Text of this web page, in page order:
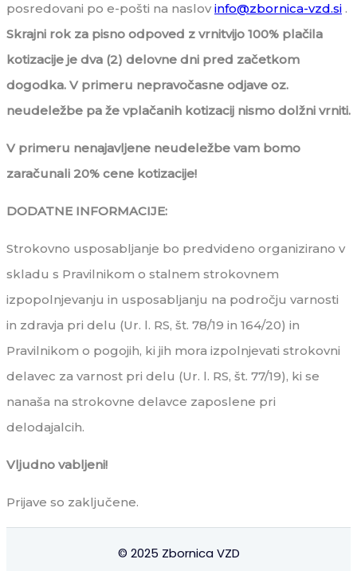
posredovani po e-pošti na naslovinfo@zbornica-vzd.si .
Skrajni rok za pisno odpoved z vrnitvijo 100% plačila
kotizacije je dva (2) delovne dni pred začetkom
dogodka. V primeru nepravočasne odjave oz.
neudeležbe pa že vplačanih kotizacij nismo dolžni vrniti.
V primeru nenajavljene neudeležbe vam bomo
zaračunali 20% cene kotizacije!
DODATNE INFORMACIJE:
Strokovno usposabljanje bo predvideno organizirano v
skladu s Pravilnikom o stalnem strokovnem
izpopolnjevanju in usposabljanju na področju varnosti
in zdravja pri delu (Ur. l. RS, št. 78/19 in 164/20) in
Pravilnikom o pogojih, ki jih mora izpolnjevati strokovni
delavec za varnost pri delu (Ur. l. RS, št. 77/19), ki se
nanaša na strokovne delavce zaposlene pri
delodajalcih.
Vljudno vabljeni!
Prijave so zaključene.
© 2025 Zbornica VZD